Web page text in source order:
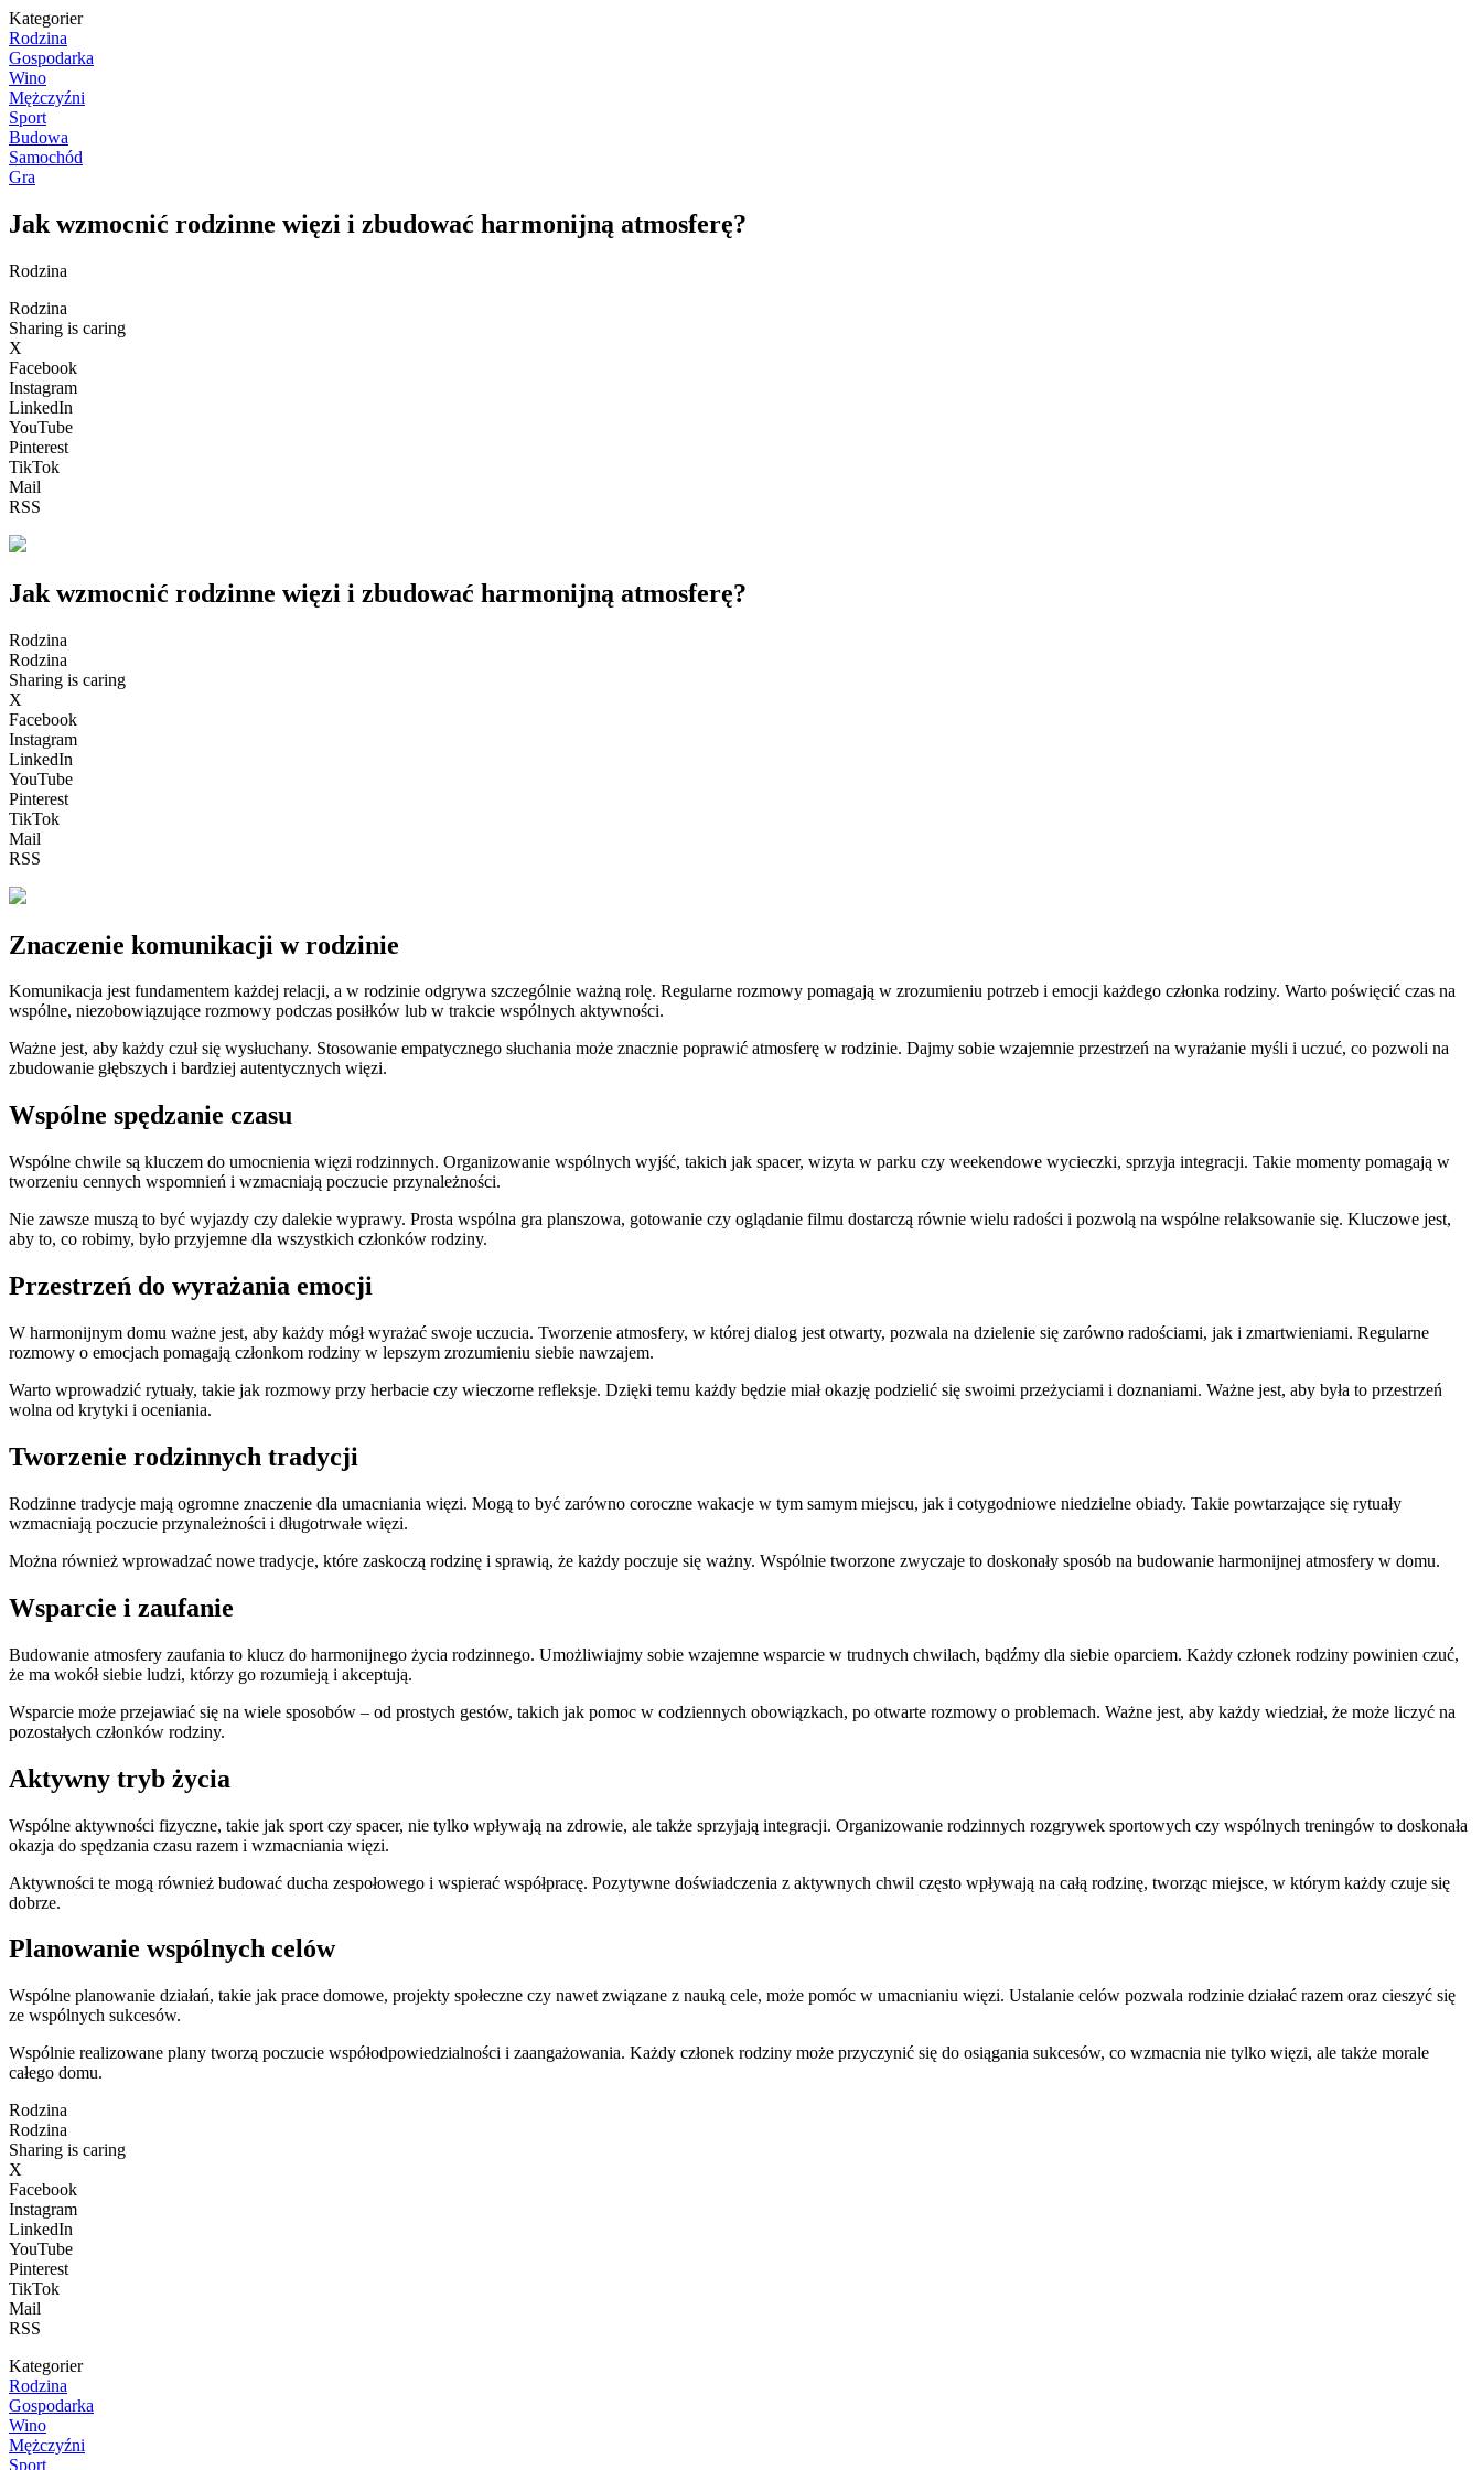
Kategorier
Rodzina
Gospodarka
Wino
Mężczyźni
Sport
Budowa
Samochód
Gra
Jak wzmocnić rodzinne więzi i zbudować harmonijną atmosferę?
Rodzina
Rodzina
Sharing is caring
X
Facebook
Instagram
LinkedIn
YouTube
Pinterest
TikTok
Mail
RSS
Jak wzmocnić rodzinne więzi i zbudować harmonijną atmosferę?
Rodzina
Rodzina
Sharing is caring
X
Facebook
Instagram
LinkedIn
YouTube
Pinterest
TikTok
Mail
RSS
Znaczenie komunikacji w rodzinie
Komunikacja jest fundamentem każdej relacji, a w rodzinie odgrywa szczególnie ważną rolę. Regularne rozmowy pomagają w zrozumieniu potrzeb i emocji każdego członka rodziny. Warto poświęcić czas na
wspólne, niezobowiązujące rozmowy podczas posiłków lub w trakcie wspólnych aktywności.
Ważne jest, aby każdy czuł się wysłuchany. Stosowanie empatycznego słuchania może znacznie poprawić atmosferę w rodzinie. Dajmy sobie wzajemnie przestrzeń na wyrażanie myśli i uczuć, co pozwoli na
zbudowanie głębszych i bardziej autentycznych więzi.
Wspólne spędzanie czasu
Wspólne chwile są kluczem do umocnienia więzi rodzinnych. Organizowanie wspólnych wyjść, takich jak spacer, wizyta w parku czy weekendowe wycieczki, sprzyja integracji. Takie momenty pomagają w
tworzeniu cennych wspomnień i wzmacniają poczucie przynależności.
Nie zawsze muszą to być wyjazdy czy dalekie wyprawy. Prosta wspólna gra planszowa, gotowanie czy oglądanie filmu dostarczą równie wielu radości i pozwolą na wspólne relaksowanie się. Kluczowe jest,
aby to, co robimy, było przyjemne dla wszystkich członków rodziny.
Przestrzeń do wyrażania emocji
W harmonijnym domu ważne jest, aby każdy mógł wyrażać swoje uczucia. Tworzenie atmosfery, w której dialog jest otwarty, pozwala na dzielenie się zarówno radościami, jak i zmartwieniami. Regularne
rozmowy o emocjach pomagają członkom rodziny w lepszym zrozumieniu siebie nawzajem.
Warto wprowadzić rytuały, takie jak rozmowy przy herbacie czy wieczorne refleksje. Dzięki temu każdy będzie miał okazję podzielić się swoimi przeżyciami i doznaniami. Ważne jest, aby była to przestrzeń
wolna od krytyki i oceniania.
Tworzenie rodzinnych tradycji
Rodzinne tradycje mają ogromne znaczenie dla umacniania więzi. Mogą to być zarówno coroczne wakacje w tym samym miejscu, jak i cotygodniowe niedzielne obiady. Takie powtarzające się rytuały
wzmacniają poczucie przynależności i długotrwałe więzi.
Można również wprowadzać nowe tradycje, które zaskoczą rodzinę i sprawią, że każdy poczuje się ważny. Wspólnie tworzone zwyczaje to doskonały sposób na budowanie harmonijnej atmosfery w domu.
Wsparcie i zaufanie
Budowanie atmosfery zaufania to klucz do harmonijnego życia rodzinnego. Umożliwiajmy sobie wzajemne wsparcie w trudnych chwilach, bądźmy dla siebie oparciem. Każdy członek rodziny powinien czuć,
że ma wokół siebie ludzi, którzy go rozumieją i akceptują.
Wsparcie może przejawiać się na wiele sposobów – od prostych gestów, takich jak pomoc w codziennych obowiązkach, po otwarte rozmowy o problemach. Ważne jest, aby każdy wiedział, że może liczyć na
pozostałych członków rodziny.
Aktywny tryb życia
Wspólne aktywności fizyczne, takie jak sport czy spacer, nie tylko wpływają na zdrowie, ale także sprzyjają integracji. Organizowanie rodzinnych rozgrywek sportowych czy wspólnych treningów to doskonała
okazja do spędzania czasu razem i wzmacniania więzi.
Aktywności te mogą również budować ducha zespołowego i wspierać współpracę. Pozytywne doświadczenia z aktywnych chwil często wpływają na całą rodzinę, tworząc miejsce, w którym każdy czuje się
dobrze.
Planowanie wspólnych celów
Wspólne planowanie działań, takie jak prace domowe, projekty społeczne czy nawet związane z nauką cele, może pomóc w umacnianiu więzi. Ustalanie celów pozwala rodzinie działać razem oraz cieszyć się
ze wspólnych sukcesów.
Wspólnie realizowane plany tworzą poczucie współodpowiedzialności i zaangażowania. Każdy członek rodziny może przyczynić się do osiągania sukcesów, co wzmacnia nie tylko więzi, ale także morale
całego domu.
Rodzina
Rodzina
Sharing is caring
X
Facebook
Instagram
LinkedIn
YouTube
Pinterest
TikTok
Mail
RSS
Kategorier
Rodzina
Gospodarka
Wino
Mężczyźni
Sport